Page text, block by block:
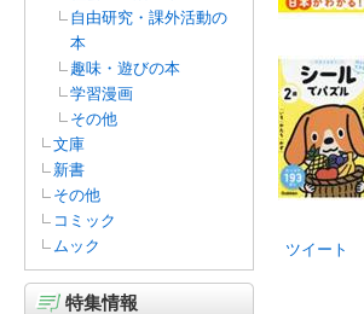
自由研究・課外活動の
本
趣味・遊びの本
学習漫画
その他
文庫
新書
その他
コミック
ムック
特集情報
ツイート